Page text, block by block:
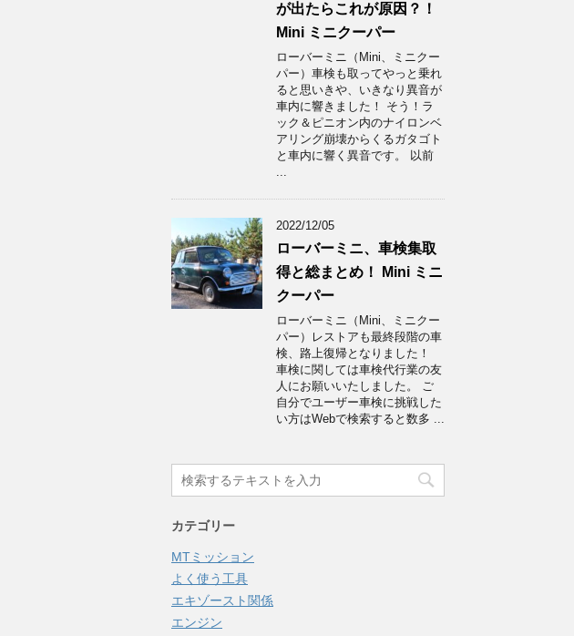
が出たらこれが原因？！
Mini ミニクーパー
ローバーミニ（Mini、ミニクー
パー）車検も取ってやっと乗れ
ると思いきや、いきなり異音が
車内に響きました！ そう！ラ
ック＆ピニオン内のナイロンベ
アリング崩壊からくるガタゴト
と車内に響く異音です。 以前
...
2022/12/05
ローバーミニ、車検集取
得と総まとめ！ Mini ミニ
クーパー
ローバーミニ（Mini、ミニクー
パー）レストアも最終段階の車
検、路上復帰となりました！
車検に関しては車検代行業の友
人にお願いいたしました。 ご
自分でユーザー車検に挑戦した
い方はWebで検索すると数多 ...
カテゴリー
MTミッション
よく使う工具
エキゾースト関係
エンジン